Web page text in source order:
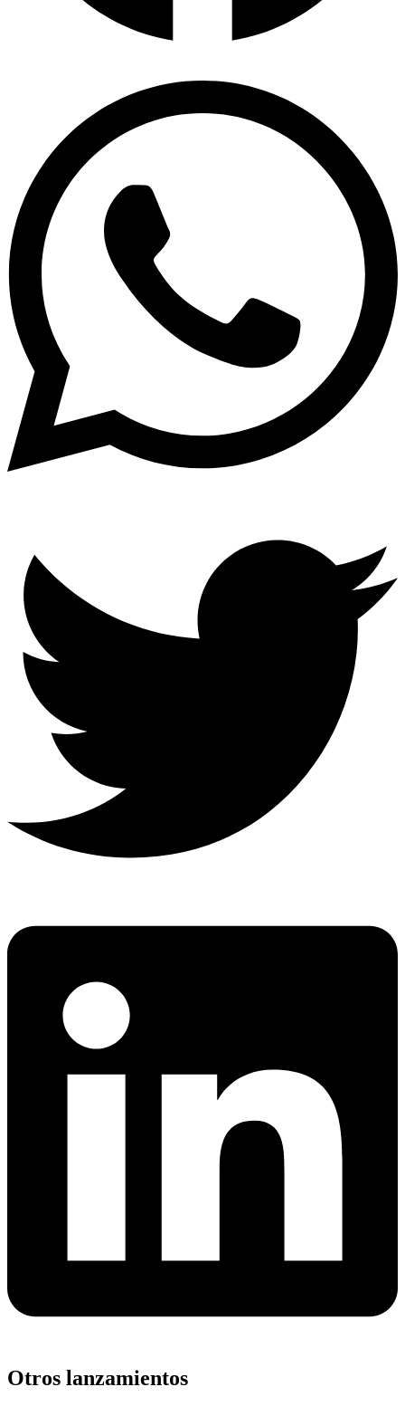
Otros lanzamientos